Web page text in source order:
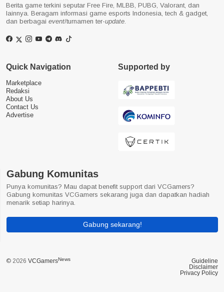
Berita game terkini seputar Free Fire, MLBB, PUBG, Valorant, dan
lainnya. Beragam informasi game esports Indonesia, tech & gadget,
dan berbagai event/turnamen ter-update
Quick Navigation
Marketplace
Redaksi
About Us
Contact Us
Advertise
Supported by
Gabung Komunitas
Punya komunitas? Mau dapat benefit support dari VCGamers?
Gabung komunitas VCGamers sekarang juga dan dapatkan hadiah
menarik setiap harinya.
Gabung sekarang!
© 2026 VCGamersNews
Guideline
Disclaimer
Privacy Policy